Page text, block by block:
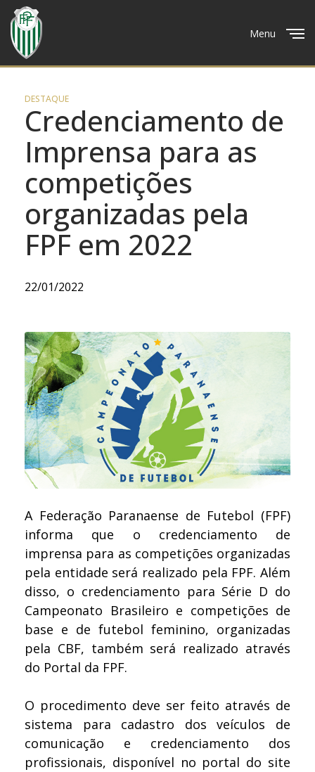
Menu
DESTAQUE
Credenciamento de
Imprensa para as
competições
organizadas pela
FPF em 2022
22/01/2022
A Federação Paranaense de Futebol (FPF)
informa que o credenciamento de
imprensa para as competições organizadas
pela entidade será realizado pela FPF. Além
disso, o credenciamento para Série D do
Campeonato Brasileiro e competições de
base e de futebol feminino, organizadas
pela CBF, também será realizado através
do Portal da FPF.
O procedimento deve ser feito através de
sistema para cadastro dos veículos de
comunicação e credenciamento dos
profissionais, disponível no portal do site